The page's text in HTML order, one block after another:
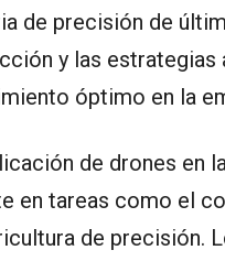
de precisión de
y las estrategias
óptimo en la
de drones en
en tareas como el
de precisión.